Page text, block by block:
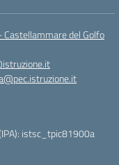
del Golfo
istsc_tpic81900a